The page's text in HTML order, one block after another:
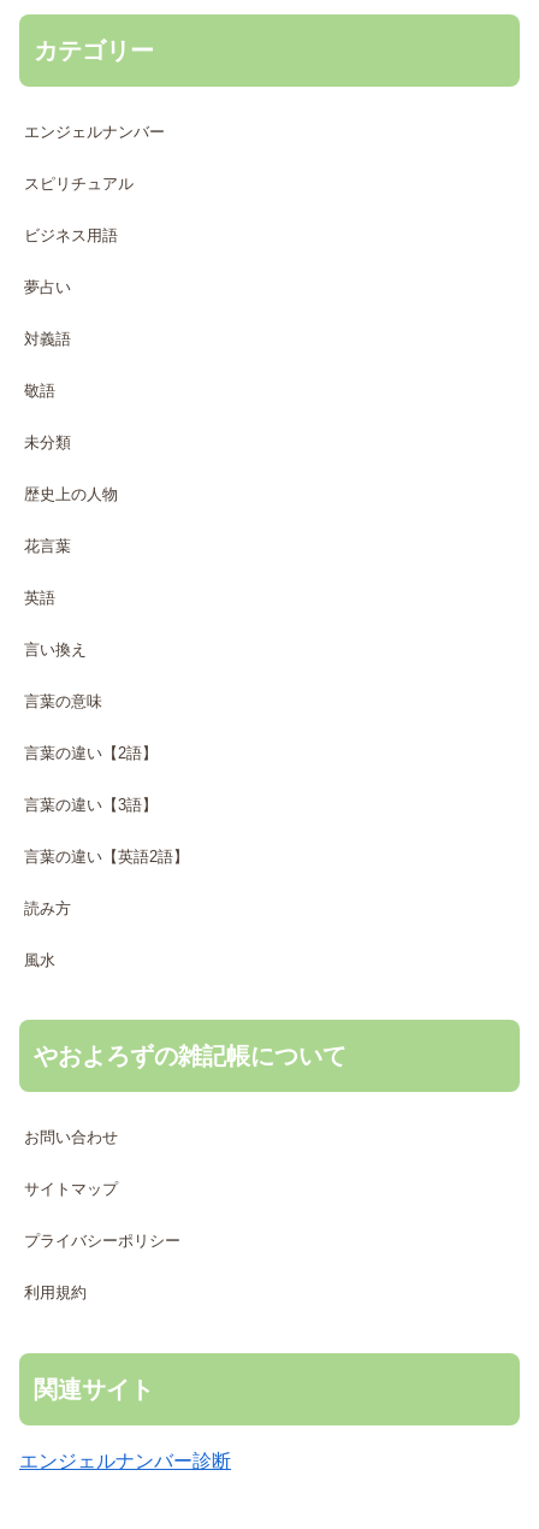
カテゴリー
エンジェルナンバー
スピリチュアル
ビジネス用語
夢占い
対義語
敬語
未分類
歴史上の人物
花言葉
英語
言い換え
言葉の意味
言葉の違い【2語】
言葉の違い【3語】
言葉の違い【英語2語】
読み方
風水
やおよろずの雑記帳について
お問い合わせ
サイトマップ
プライバシーポリシー
利用規約
関連サイト
エンジェルナンバー診断